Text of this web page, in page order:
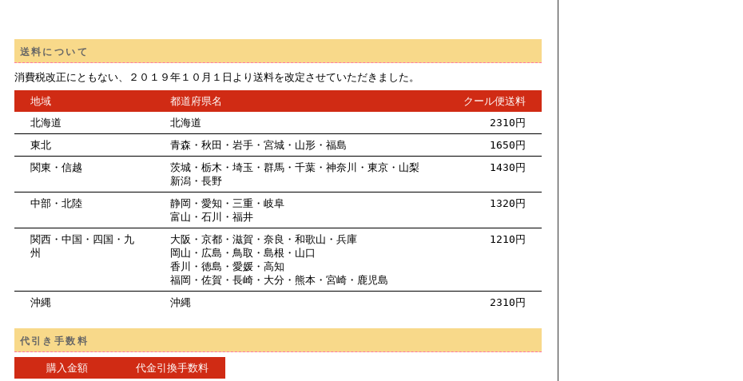
送料について
消費税改正にともない、２０１９年１０月１日より送料を改定させていただきました。
地域
都道府県名
クール便送料
北海道
北海道
2310円
東北
青森・秋田・岩手・宮城・山形・福島
1650円
関東・信越
茨城・栃木・埼玉・群馬・千葉・神奈川・東京・山梨
新潟・長野
1430円
中部・北陸
静岡・愛知・三重・岐阜
富山・石川・福井
1320円
関西・中国・四国・九
州
大阪・京都・滋賀・奈良・和歌山・兵庫
岡山・広島・鳥取・島根・山口
香川・徳島・愛媛・高知
福岡・佐賀・長崎・大分・熊本・宮崎・鹿児島
1210円
沖縄 沖縄 2310円
代引き手数料
購入金額 代金引換手数料